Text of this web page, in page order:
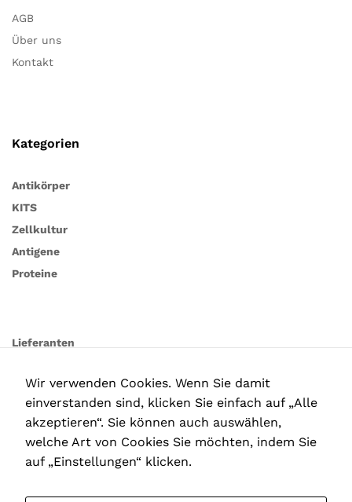
AGB
Über uns
Kontakt
Kategorien
Antikörper
KITS
Zellkultur
Antigene
Proteine
Lieferanten
Wir verwenden Cookies. Wenn Sie damit
einverstanden sind, klicken Sie einfach auf „Alle
akzeptieren“. Sie können auch auswählen,
welche Art von Cookies Sie möchten, indem Sie
auf „Einstellungen“ klicken.